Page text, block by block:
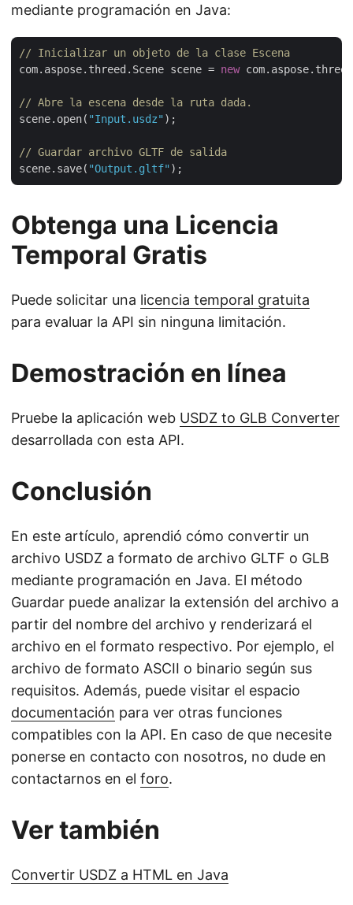
mediante programación en Java:
// Inicializar un objeto de la clase Escena
com.aspose.threed.Scene scene = new
// Abre la escena desde la ruta dada.
scene.open( "Input.usdz" );
// Guardar archivo GLTF de salida
scene.save( "Output.gltf"
Obtenga una Licencia
Temporal Gratis
Puede solicitar una licencia temporal gratuita
para evaluar la API sin ninguna limitación.
Demostración en línea
Pruebe la aplicación web USDZ to GLB Converter
desarrollada con esta API.
Conclusión
En este artículo, aprendió cómo convertir un
archivo USDZ a formato de archivo GLTF o GLB
mediante programación en Java. El método
Guardar puede analizar la extensión del archivo a
partir del nombre del archivo y renderizará el
archivo en el formato respectivo. Por ejemplo, el
archivo de formato ASCII o binario según sus
requisitos. Además, puede visitar el espacio
documentación para ver otras funciones
compatibles con la API. En caso de que necesite
ponerse en contacto con nosotros, no dude en
contactarnos en el foro.
Ver también
Convertir USDZ a HTML en Java